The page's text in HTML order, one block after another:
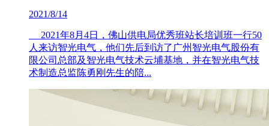
2021/8/14
2021年8月4日，佛山供电局优秀班站长培训班一行50
人来访智光电气，他们先后到访了广州智光电气股份有
限公司总部及智光电气技术云埔基地，并在智光电气技
术制造总监陈勇刚先生的陪...